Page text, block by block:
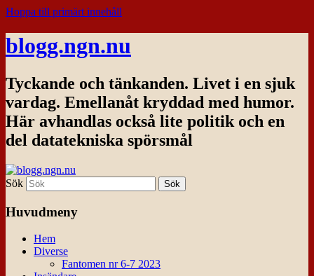
Hoppa till primärt innehåll
blogg.ngn.nu
Tyckande och tänkanden. Livet i en sjuk
vardag. Emellanåt kryddad med humor.
Här avhandlas också lite politik och en
del datatekniska spörsmål
Sök
Huvudmeny
Hem
Diverse
Fantomen nr 6-7 2023